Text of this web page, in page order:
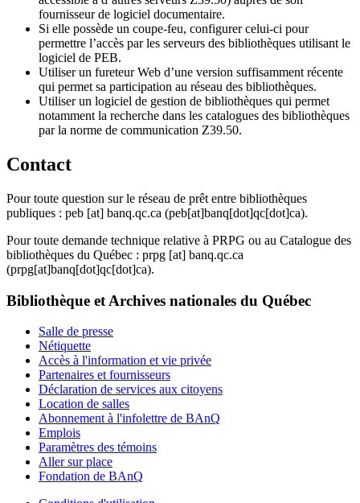
fournisseur de logiciel documentaire.
Si elle possède un coupe-feu, configurer celui-ci pour
permettre l’accès par les serveurs des bibliothèques utilisant le
logiciel de PEB.
Utiliser un fureteur Web d’une version suffisamment récente
qui permet sa participation au réseau des bibliothèques.
Utiliser un logiciel de gestion de bibliothèques qui permet
notamment la recherche dans les catalogues des bibliothèques
par la norme de communication Z39.50.
Contact
Pour toute question sur le réseau de prêt entre bibliothèques
publiques : peb [at] banq.qc.ca (peb[at]banq[dot]qc[dot]ca).
Pour toute demande technique relative à PRPG ou au Catalogue des
bibliothèques du Québec : prpg [at] banq.qc.ca
(prpg[at]banq[dot]qc[dot]ca).
Bibliothèque et Archives nationales du Québec
Salle de presse
Nétiquette
Accès à l'information et vie privée
Partenaires et fournisseurs
Déclaration de services aux citoyens
Location de salles
Abonnement à l'infolettre de BAnQ
Emplois
Paramètres des témoins
Aller sur place
Fondation de BAnQ